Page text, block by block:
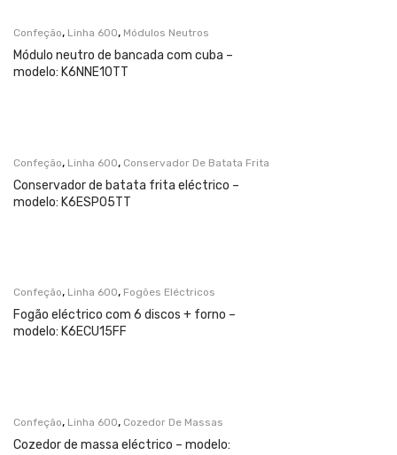
Confeção, Linha 600, Módulos Neutros
Módulo neutro de bancada com cuba –
modelo: K6NNE10TT
Confeção, Linha 600, Conservador De Batata Frita
Conservador de batata frita eléctrico –
modelo: K6ESP05TT
Confeção, Linha 600, Fogões Eléctricos
Fogão eléctrico com 6 discos + forno –
modelo: K6ECU15FF
Confeção, Linha 600, Cozedor De Massas
Cozedor de massa eléctrico – modelo: